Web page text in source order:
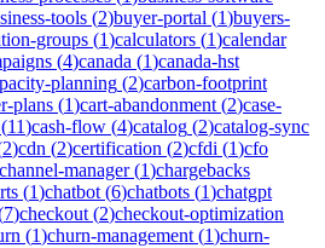
tools (2)buyer-portal (1)buyers-
groups (1)calculators (1)calendar
(4)canada (1)canada-hst
planning (2)carbon-footprint
plans (1)cart-abandonment (2)case-
(11)cash-flow (4)catalog (2)catalog-sync
2)cdn (2)certification (2)cfdi (1)cfo
channel-manager(1)chargebacks
(1)chatbot (6)chatbots (1)chatgpt
7)checkout (2)checkout-optimization
(1)churn-management (1)churn-